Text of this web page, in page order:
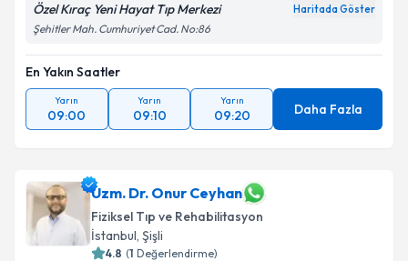
Özel Kıraç Yeni Hayat Tıp Merkezi Haritada Göster
Şehitler Mah. Cumhuriyet Cad. No:86
En Yakın Saatler
Yarın
09:00
Yarın
09:10
Yarın
09:20 Daha Fazla
Uzm. Dr. Onur Ceyhan
Fiziksel Tıp ve Rehabilitasyon
İstanbul, Şişli
4.8 (1 Değerlendirme)